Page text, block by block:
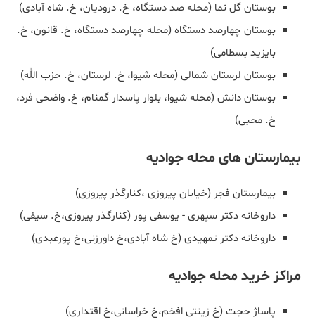
بوستان گل نما (محله صد دستگاه، خ. درودیان، خ. شاه آبادی)
بوستان چهارصد دستگاه (محله چهارصد دستگاه، خ. قانون، خ.
بایزید بسطامی)
بوستان لرستان شمالی (محله شیوا، خ. لرستان، خ. حزب الله)
بوستان دانش (محله شیوا، بلوار پاسدار گمنام، خ. واضحی فرد،
خ. محبی)
بیمارستان های محله جوادیه
بیمارستان فجر (خیابان پیروزی ،کنارگذر پیروزی)
داروخانه دکتر سپهری - یوسفی پور (کنارگذر پیروزی،خ. سیفی)
داروخانه دكتر تمهیدی (خ شاه آبادی،خ داورزنی،خ پورعبدی)
مراکز خرید محله جوادیه
پاساژ حجت (خ زینتی افخم،خ خراسانی،خ اقتداری)